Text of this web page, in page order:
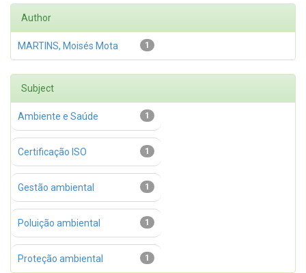
Author
1
MARTINS, Moisés Mota
Subject
1
Ambiente e Saúde
1
Certificação ISO
1
Gestão ambiental
1
Poluição ambiental
1
Proteção ambiental